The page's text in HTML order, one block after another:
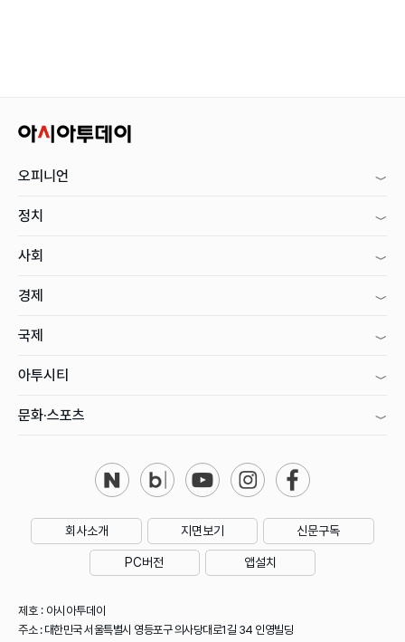
오피니언
정치
사회
경제
국제
아투시티
문화·스포츠
회사소개 지면보기 신문구독
PC버전 앱설치
제호 : 아시아투데이
주소 : 대한민국 서울특별시 영등포구 의사당대로1길 34 인영빌딩